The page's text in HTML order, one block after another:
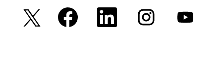
O
e
p
e
O
n